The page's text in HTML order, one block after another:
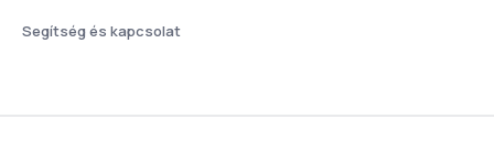
Segítség és kapcsolat